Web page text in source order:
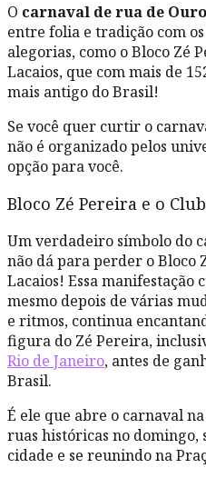
O carnaval de rua de
entre folia e tradição com
alegorias, como o Bloco Zé
Lacaios, que com mais de
mais antigo do Brasil!
Se você quer curtir o
não é organizado pelos
opção para você.
Bloco Zé Pereira e o
Um verdadeiro símbolo do
não dá para perder o Bloco
Lacaios! Essa manifestação
mesmo depois de várias
e ritmos, continua
figura do Zé Pereira,
Rio de Janeiro, antes de
Brasil.
É ele que abre o carnaval
ruas históricas no domingo,
cidade e se reunindo na